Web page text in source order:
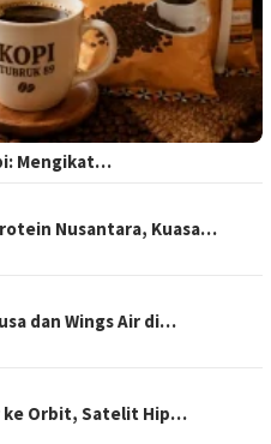
Mengikat…
Nusantara, Kuasa…
dan Wings Air di…
ke Orbit, Satelit Hip…